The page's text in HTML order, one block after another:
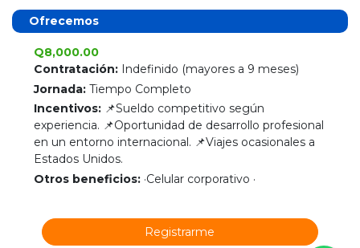
Ofrecemos
Q8,000.00
Contratación: Indefinido (mayores a 9 meses)
Jornada: Tiempo Completo
Incentivos: 📌Sueldo competitivo según
experiencia. 📌Oportunidad de desarrollo profesional
en un entorno internacional. 📌Viajes ocasionales a
Estados Unidos.
Otros beneficios: ·Celular corporativo ·
Registrarme